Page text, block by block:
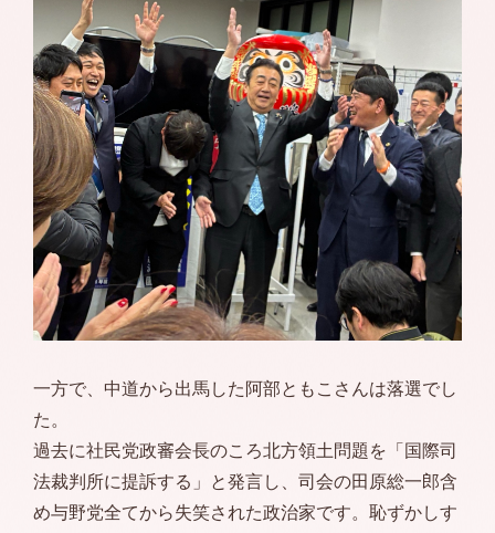
一方で、中道から出馬した阿部ともこさんは落選でし
た。
過去に社民党政審会長のころ北方領土問題を「国際司
法裁判所に提訴する」と発言し、司会の田原総一郎含
め与野党全てから失笑された政治家です。恥ずかしす